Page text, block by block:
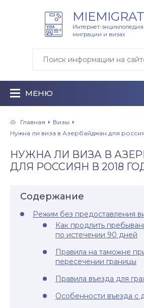
Интернет-энциклопедия
миграции и визах
МЕНЮ
Главная
Визы
Нужна ли виза в Азербайджан для
НУЖНА ЛИ ВИЗА В
ДЛЯ РОССИЯН В 2018
Содержание
Режим без предоставления
Как продлить
по истечении 90 дней
Правила на таможне
пересечении границы
Правила въезда для
Особенности въезда с